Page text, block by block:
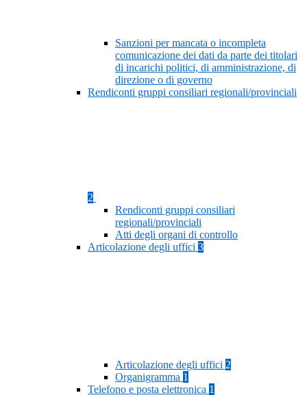
Sanzioni per mancata o incompleta
comunicazione dei dati da parte dei titolari
di incarichi politici, di amministrazione, di
direzione o di governo
Rendiconti gruppi consiliari regionali/provinciali
2
Rendiconti gruppi consiliari
regionali/provinciali
Atti degli organi di controllo
Articolazione degli uffici 3
Articolazione degli uffici 2
Organigramma 1
Telefono e posta elettronica 1